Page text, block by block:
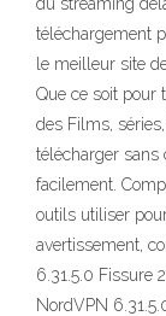
téléchargement
le meilleur site
Que ce soit pour
des Films,
télécharger sans
facilement.
outils utiliser
avertissement,
6.31.5.0 Fissure
NordVPN